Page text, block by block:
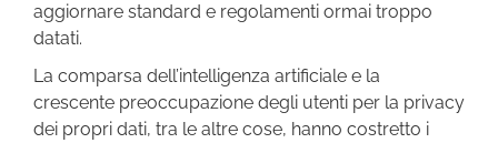
aggiornare standard e regolamenti ormai troppo
datati.
La comparsa dell’intelligenza artificiale e la
crescente preoccupazione degli utenti per la privacy
dei propri dati, tra le altre cose, hanno costretto i